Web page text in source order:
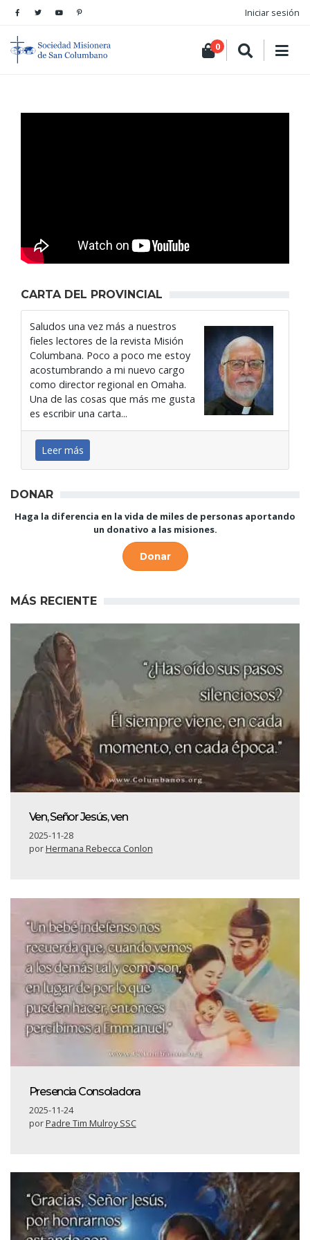
Iniciar sesión
0
CARTA DEL PROVINCIAL
Saludos una vez más a nuestros
fieles lectores de la revista Misión
Columbana. Poco a poco me estoy
acostumbrando a mi nuevo cargo
como director regional en Omaha.
Una de las cosas que más me gusta
es escribir una carta...
Leer más
DONAR
Haga la diferencia en la vida de miles de personas aportando
un donativo a las misiones.
Donar
MÁS RECIENTE
Ven, Señor Jesús, ven
2025-11-28
porHermana Rebecca Conlon
Presencia Consoladora
2025-11-24
porPadre Tim Mulroy SSC